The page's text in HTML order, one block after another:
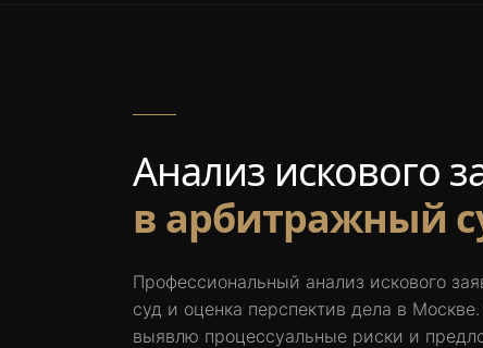
Анализ искового
в арбитражный
Профессиональный анализ искового
суд и оценка перспектив дела в
выявлю процессуальные риски и